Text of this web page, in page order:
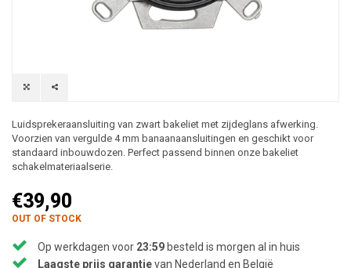
Luidsprekeraansluiting van zwart bakeliet met zijdeglans afwerking.
Voorzien van vergulde 4 mm banaanaansluitingen en geschikt voor
standaard inbouwdozen. Perfect passend binnen onze bakeliet
schakelmateriaalserie.
€39,90
OUT OF STOCK
Op werkdagen voor 23:59 besteld is morgen al in huis
Laagste prijs garantievan Nederland en België